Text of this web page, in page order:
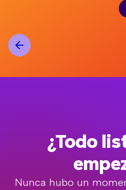
¿Todo
Nunca hubo un